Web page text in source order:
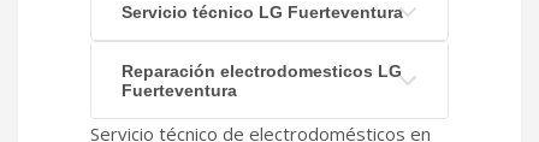
Servicio técnico LG Fuerteventura
Reparación electrodomesticos LG
Fuerteventura
Servicio técnico de electrodomésticos en